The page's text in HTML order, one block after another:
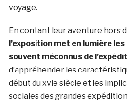
voyage.
En contant leur aventure hors
l’exposition met en lumière
souvent méconnus de
d’appréhender les
début du xvie siècle et les
sociales des grandes